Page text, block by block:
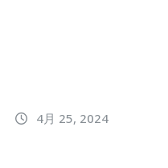
4月 25, 2024